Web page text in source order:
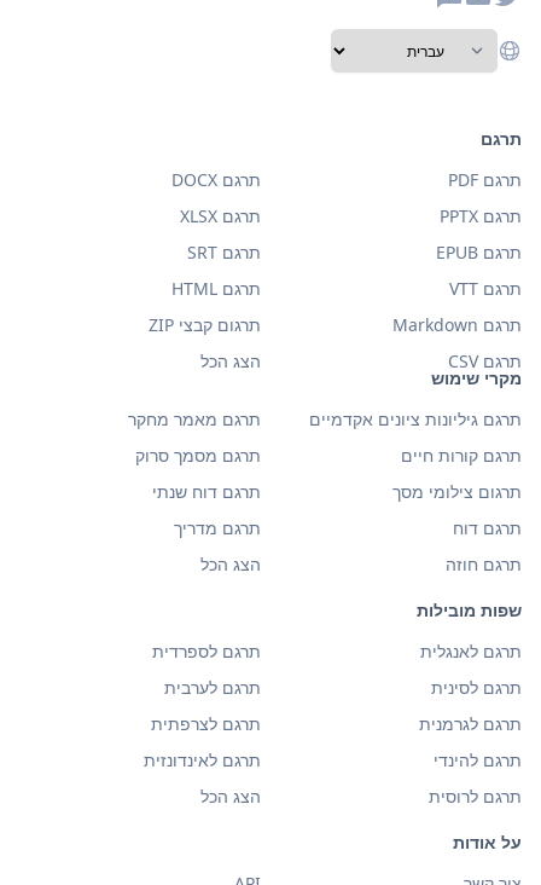
מקרי שימוש
תרגם גיליונות ציונים אקדמיים
תרגם מאמר מחקר
תרגם קורות חיים
תרגם מסמך סרוק
תרגום צילומי מסך
תרגם דוח שנתי
תרגם דוח
תרגם מדריך
תרגם חוזה
הצג הכל
שפות מובילות
תרגם לאנגלית
תרגם לספרדית
תרגם לסינית
תרגם לערבית
תרגם לגרמנית
תרגם לצרפתית
תרגם להינדי
תרגם לאינדונזית
תרגם לרוסית
הצג הכל
תרגם
תרגם PDF
תרגם DOCX
תרגם PPTX
תרגם XLSX
תרגם EPUB
תרגם SRT
תרגם VTT
תרגם HTML
תרגם Markdown
תרגום קבצי ZIP
תרגם CSV
הצג הכל
על אודות